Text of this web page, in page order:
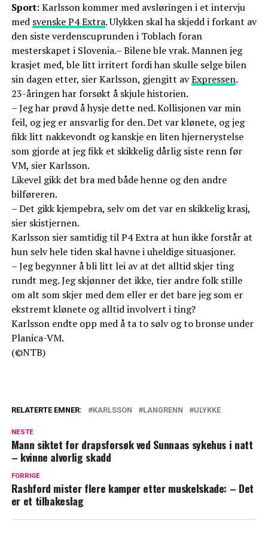
Sport: Karlsson kommer med avsløringen i et intervju
med svenske P4 Extra. Ulykken skal ha skjedd i forkant av
den siste verdenscuprunden i Toblach foran
mesterskapet i Slovenia.– Bilene ble vrak. Mannen jeg
krasjet med, ble litt irritert fordi han skulle selge bilen
sin dagen etter, sier Karlsson, gjengitt avExpressen.
23-åringen har forsøkt å skjule historien.
– Jeg har prøvd å hysje dette ned. Kollisjonen var min
feil, og jeg er ansvarlig for den. Det var klønete, og jeg
fikk litt nakkevondt og kanskje en liten hjernerystelse
som gjorde at jeg fikk et skikkelig dårlig siste renn før
VM, sier Karlsson.
Likevel gikk det bra med både henne og den andre
bilføreren.
– Det gikk kjempebra, selv om det var en skikkelig krasj,
sier skistjernen.
Karlsson sier samtidig til P4 Extra at hun ikke forstår at
hun selv hele tiden skal havne i uheldige situasjoner.
– Jeg begynner å bli litt lei av at det alltid skjer ting
rundt meg. Jeg skjønner det ikke, tier andre folk stille
om alt som skjer med dem eller er det bare jeg som er
ekstremt klønete og alltid involvert i ting?
Karlsson endte opp med å ta to sølv og to bronse under
Planica-VM.
(©NTB)
RELATERTE EMNER: KARLSSON LANGRENN ULYKKE
NESTE
Mann siktet for drapsforsøk ved Sunnaas sykehus i natt
– kvinne alvorlig skadd
FORRIGE
Rashford mister flere kamper etter muskelskade: – Det
er et tilbakeslag